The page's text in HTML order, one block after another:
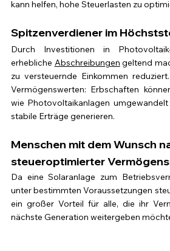
kann helfen, hohe Steuerlasten zu
Spitzenverdiener im
Durch Investitionen in
erhebliche Abschreibungen geltend
zu versteuernde Einkommen
Vermögenswerten: Erbschaften
wie Photovoltaikanlagen
stabile Erträge generieren.
Menschen mit dem Wunsch
steueroptimierter
Da eine Solaranlage zum
unter bestimmten Voraussetzungen
ein großer Vorteil für alle, die ihr
nächste Generation weitergeben